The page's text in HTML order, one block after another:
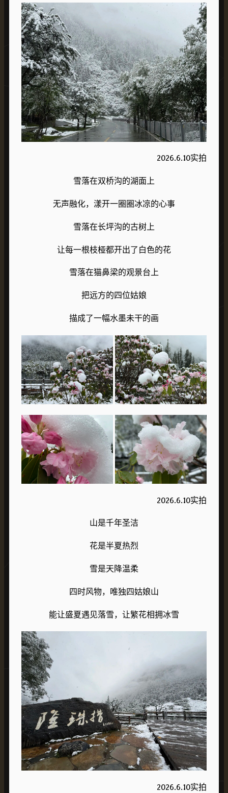
2026.6.10实拍
雪落在双桥沟的湖面上
无声融化，漾开一圈圈冰凉的心事
雪落在长坪沟的古树上
让每一根枝桠都开出了白色的花
雪落在猫鼻梁的观景台上
把远方的四位姑娘
描成了一幅水墨未干的画
2026.6.10实拍
山是千年圣洁
花是半夏热烈
雪是天降温柔
四时风物，唯独四姑娘山
能让盛夏遇见落雪，让繁花相拥冰雪
2026.6.10实拍